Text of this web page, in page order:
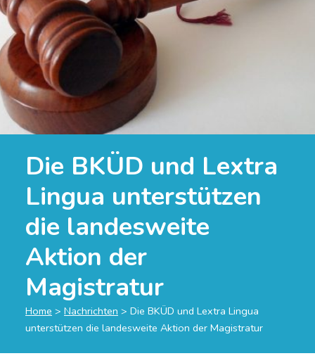
Die BKÜD und Lextra
Lingua unterstützen
die landesweite
Aktion der
Magistratur
Home > Nachrichten > Die BKÜD und Lextra Lingua
unterstützen die landesweite Aktion der Magistratur